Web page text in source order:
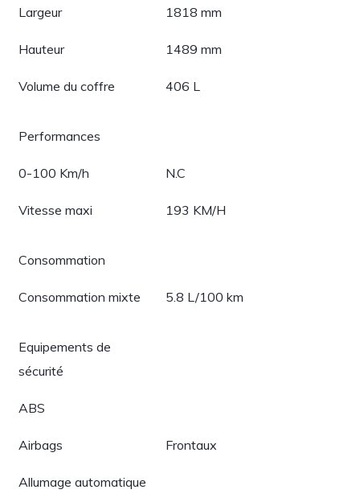
Largeur 1818 mm
Hauteur 1489 mm
Volume du coffre 406 L
Performances
0-100 Km/h N.C
Vitesse maxi 193 KM/H
Consommation
Consommation mixte 5.8 L/100 km
Equipements de
sécurité
ABS
Airbags Frontaux
Allumage automatique